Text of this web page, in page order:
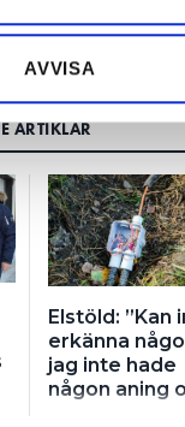
använt deras
AVVISA
ARTIKLAR
Elstöld: ”Kan
erkänna
jag inte hade
någon aning